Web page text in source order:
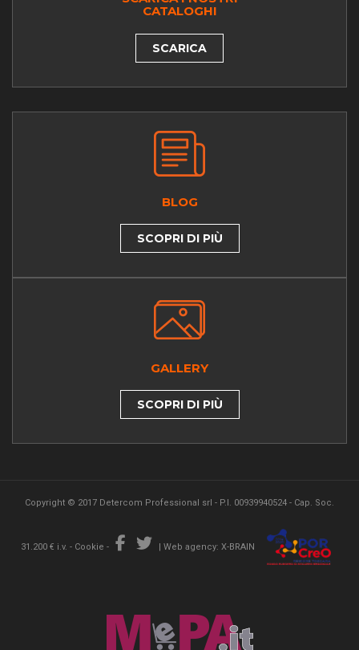
CATALOGHI
SCARICA
BLOG
SCOPRI DI PIÙ
GALLERY
SCOPRI DI PIÙ
Copyright © 2017 Detercom Professional srl - P.I. 00939940524 - Cap. Soc.
31.200 € i.v. - Cookie - | Web agency: X-BRAIN